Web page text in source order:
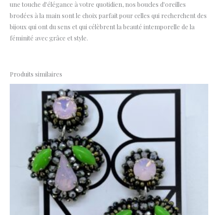
une touche d’élégance à votre quotidien, nos boucles d’oreilles
brodées à la main sont le choix parfait pour celles qui recherchent des
bijoux qui ont du sens et qui célèbrent la beauté intemporelle de la
féminité avec grâce et style.
Produits similaires